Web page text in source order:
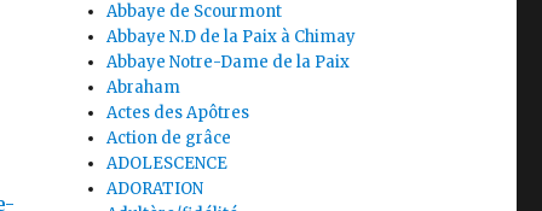
Abbaye de Scourmont
Abbaye N.D de la Paix à Chimay
Abbaye Notre-Dame de la Paix
Abraham
Actes des Apôtres
Action de grâce
ADOLESCENCE
ADORATION